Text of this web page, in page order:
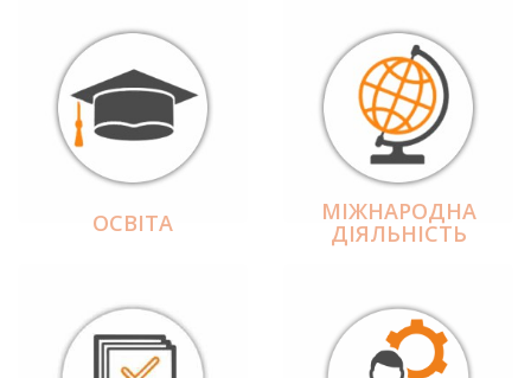
ОСВІТА МІЖНАРОДНА
ДІЯЛЬНІCТЬ